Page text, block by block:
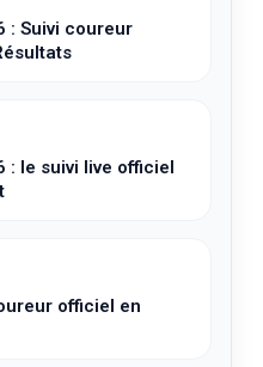
: Suivi coureur
: le suivi live officiel
officiel en